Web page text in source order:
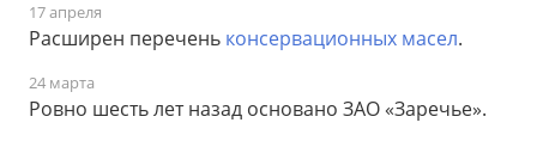
17 апреля
Расширен перечень консервационных масел.
24 марта
Ровно шесть лет назад основано ЗАО «Заречье».